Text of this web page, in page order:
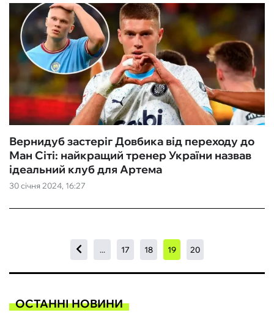
30 січня 2024, 16:27
Вернидуб застеріг Довбика від переходу до
Ман Сіті: найкращий тренер України назвав
ідеальний клуб для Артема
... 17 18 19 20
ОСТАННІ НОВИНИ